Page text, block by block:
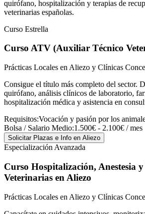
quirófano, hospitalización y terapias de
veterinarias españolas.
Curso Estrella
Curso ATV (Auxiliar Técnico
Prácticas Locales en Aliezo y Clínicas
Consigue el título más completo del sector.
quirófano, análisis clínicos de laboratorio,
hospitalización médica y asistencia en
Requisitos:Vocación y pasión por los
Bolsa / Salario Medio:1.500€ - 2.100€ / mes
Solicitar Plazas e Info en Aliezo
Especialización Avanzada
Curso Hospitalización, Anestesia
Veterinarias en Aliezo
Prácticas Locales en Aliezo y Clínicas